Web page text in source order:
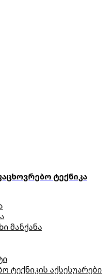
ტექნიკა
მანქანა
ტექნიკის აქსესუარები